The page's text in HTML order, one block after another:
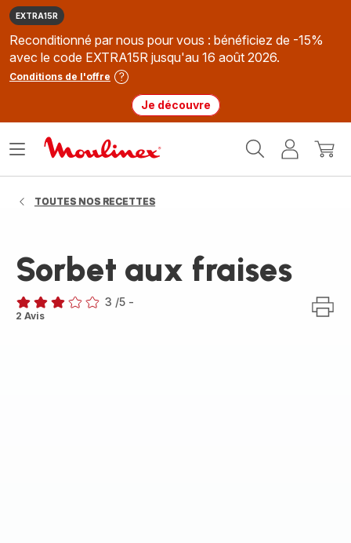
EXTRA15R
Reconditionné par nous pour vous : bénéficiez de -15%
avec le code EXTRA15R jusqu'au 16 août 2026.
Conditions de l'offre
Je découvre
MonMon
Ouvrir
TOUTES NOS RECETTES
Sorbet aux fraises
Avis
3 /5 -
2 Avis